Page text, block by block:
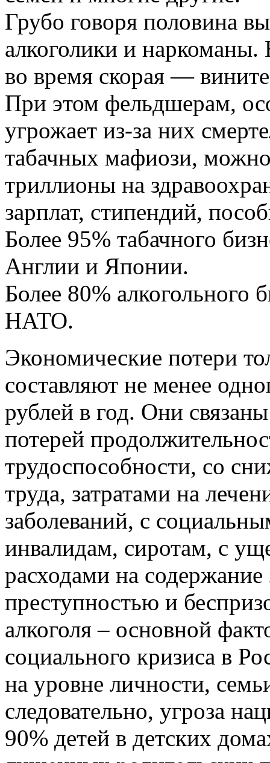
Грубо говоря половина
алкоголики и наркоманы.
во время скорая —
При этом фельдшерам,
угрожает из-за них
табачных мафиози,
триллионы на
зарплат, стипендий,
Более 95% табачного
Англии и Японии.
Более 80% алкогольного
НАТО.
Экономические потери
составляют не менее
рублей в год. Они
потерей
трудоспособности, со
труда, затратами на
заболеваний, с
инвалидам, сиротам, с
расходами на
преступностью и
алкоголя – основной
социального кризиса в
на уровне личности,
следовательно, угроза
90% детей в детских